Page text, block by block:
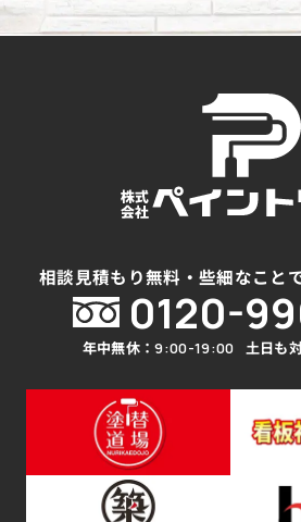
相談見積もり無料・些細なこと
0120-
年中無休：9:00-19:00 土日も